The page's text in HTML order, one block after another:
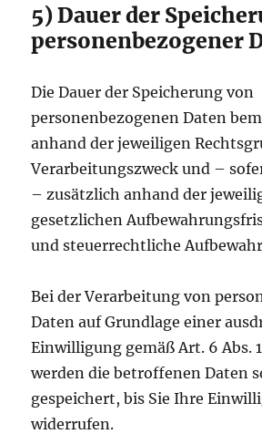
5) Dauer der
personenbezogener
Die Dauer der Speicherung von
personenbezogenen Daten
anhand der jeweiligen
Verarbeitungszweck und –
– zusätzlich anhand der
gesetzlichen
und steuerrechtliche
Bei der Verarbeitung von
Daten auf Grundlage einer
Einwilligung gemäß Art. 6 Abs.
werden die betroffenen Daten
gespeichert, bis Sie Ihre
widerrufen.